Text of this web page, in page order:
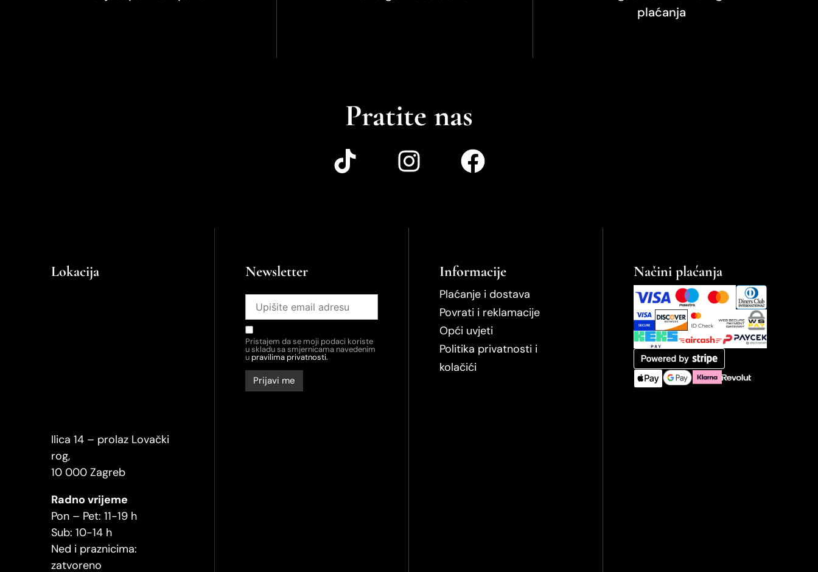
plaćanja
Pratite nas
Lokacija
Ilica 14 – prolaz Lovački
rog,
10 000 Zagreb
Radno vrijeme
Pon – Pet: 11-19 h
Sub: 10-14 h
Ned i praznicima:
zatvoreno
Newsletter
Pristajem da se moji podaci koriste
u skladu sa smjernicama navedenim
upravilima privatnosti.
Informacije
Plaćanje i dostava
Povrati i reklamacije
Opći uvjeti
Politika privatnosti i
kolačići
Načini plaćanja